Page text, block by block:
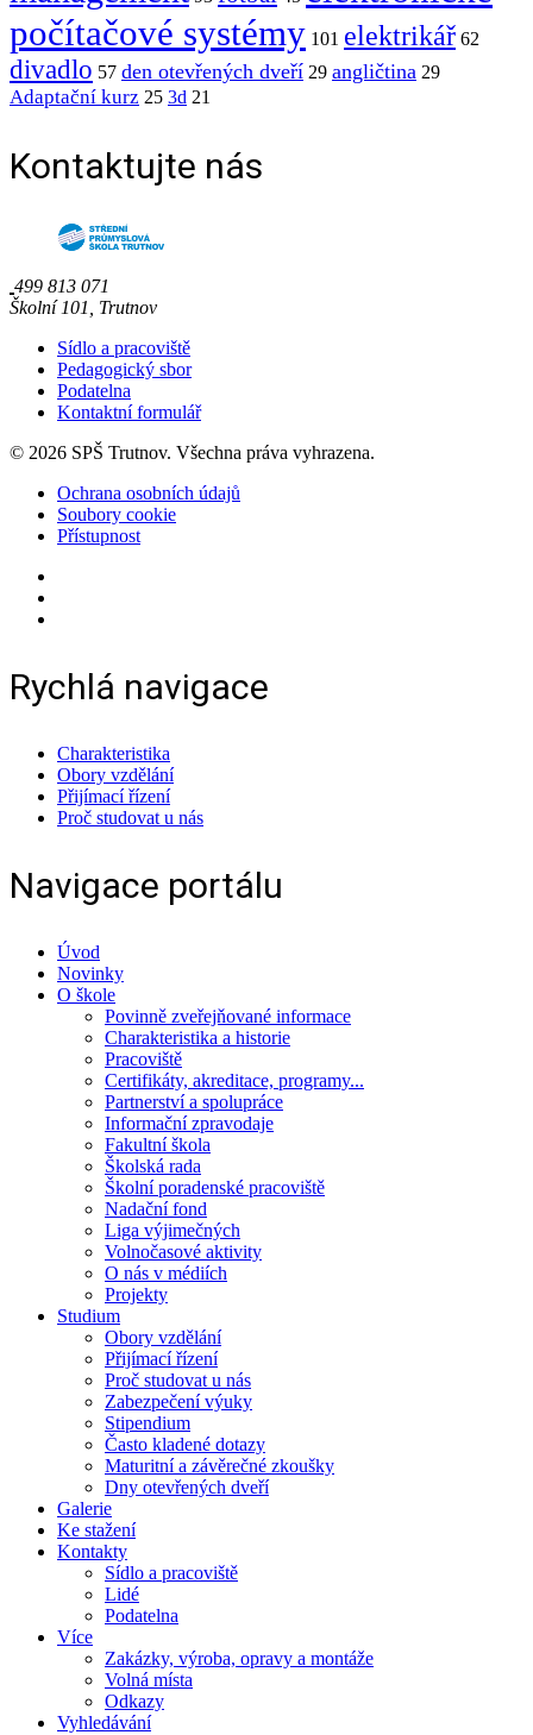
počítačové systémy 101 elektrikář 62
divadlo 57 den otevřených dveří 29 angličtina 29
Adaptační kurz 25 3d 21
Kontaktujte nás
499 813 071
Školní 101, Trutnov
Sídlo a pracoviště
Pedagogický sbor
Podatelna
Kontaktní formulář
© 2026 SPŠ Trutnov. Všechna práva vyhrazena.
Ochrana osobních údajů
Soubory cookie
Přístupnost
Rychlá navigace
Charakteristika
Obory vzdělání
Přijímací řízení
Proč studovat u nás
Navigace portálu
Úvod
Novinky
O škole
Povinně zveřejňované informace
Charakteristika a historie
Pracoviště
Certifikáty, akreditace, programy...
Partnerství a spolupráce
Informační zpravodaje
Fakultní škola
Školská rada
Školní poradenské pracoviště
Nadační fond
Liga výjimečných
Volnočasové aktivity
O nás v médiích
Projekty
Studium
Obory vzdělání
Přijímací řízení
Proč studovat u nás
Zabezpečení výuky
Stipendium
Často kladené dotazy
Maturitní a závěrečné zkoušky
Dny otevřených dveří
Galerie
Ke stažení
Kontakty
Sídlo a pracoviště
Lidé
Podatelna
Více
Zakázky, výroba, opravy a montáže
Volná místa
Odkazy
Vyhledávání